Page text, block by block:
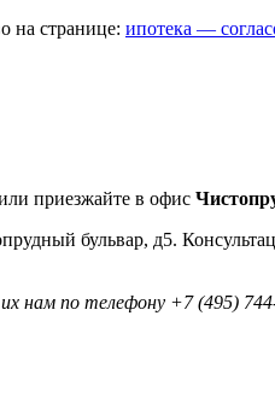
на странице: ипотека —
приезжайте в офис
нам по телефону +7 (495)